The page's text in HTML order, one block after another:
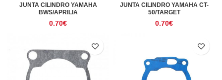
JUNTA CILINDRO YAMAHA
BWS/APRILIA
0.70€
JUNTA CILINDRO YAMAHA CT-
50/TARGET
0.70€